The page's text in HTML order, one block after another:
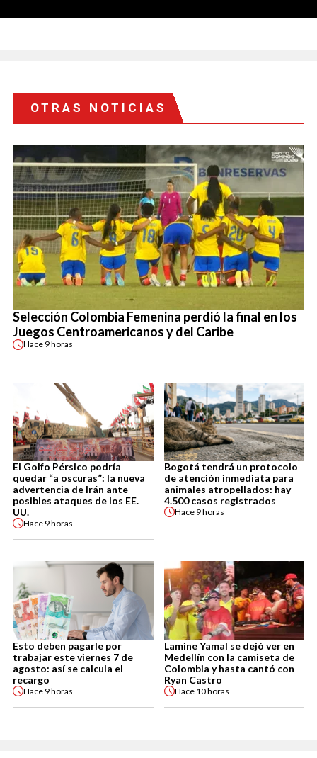
OTRAS NOTICIAS
Selección Colombia Femenina perdió la final en los
Juegos Centroamericanos y del Caribe
Hace 9 horas
El Golfo Pérsico podría
quedar “a oscuras”: la nueva
advertencia de Irán ante
posibles ataques de los EE.
UU.
Hace 9 horas
Bogotá tendrá un protocolo
de atención inmediata para
animales atropellados: hay
4.500 casos registrados
Hace 9 horas
Esto deben pagarle por
trabajar este viernes 7 de
agosto: así se calcula el
recargo
Hace 9 horas
Lamine Yamal se dejó ver en
Medellín con la camiseta de
Colombia y hasta cantó con
Ryan Castro
Hace 10 horas